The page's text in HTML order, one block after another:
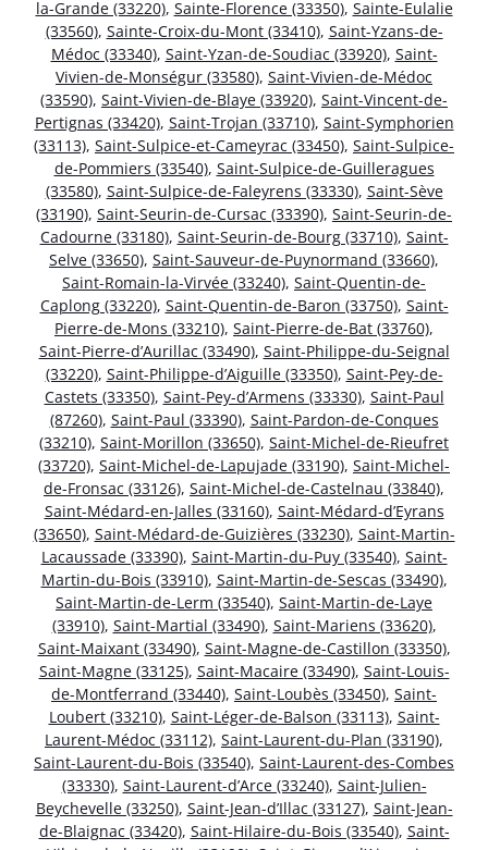
la-Grande (33220), Sainte-Florence (33350), Sainte-Eulalie
(33560), Sainte-Croix-du-Mont (33410), Saint-Yzans-de-
Médoc (33340), Saint-Yzan-de-Soudiac (33920), Saint-
Vivien-de-Monségur (33580), Saint-Vivien-de-Médoc
(33590), Saint-Vivien-de-Blaye (33920), Saint-Vincent-de-
Pertignas (33420), Saint-Trojan (33710), Saint-Symphorien
(33113), Saint-Sulpice-et-Cameyrac (33450), Saint-Sulpice-
de-Pommiers (33540), Saint-Sulpice-de-Guilleragues
(33580), Saint-Sulpice-de-Faleyrens (33330), Saint-Sève
(33190), Saint-Seurin-de-Cursac (33390), Saint-Seurin-de-
Cadourne (33180), Saint-Seurin-de-Bourg (33710), Saint-
Selve (33650), Saint-Sauveur-de-Puynormand (33660),
Saint-Romain-la-Virvée (33240), Saint-Quentin-de-
Caplong (33220), Saint-Quentin-de-Baron (33750), Saint-
Pierre-de-Mons (33210), Saint-Pierre-de-Bat (33760),
Saint-Pierre-d’Aurillac (33490), Saint-Philippe-du-Seignal
(33220), Saint-Philippe-d’Aiguille (33350), Saint-Pey-de-
Castets (33350), Saint-Pey-d’Armens (33330), Saint-Paul
(87260), Saint-Paul (33390), Saint-Pardon-de-Conques
(33210), Saint-Morillon (33650), Saint-Michel-de-Rieufret
(33720), Saint-Michel-de-Lapujade (33190), Saint-Michel-
de-Fronsac (33126), Saint-Michel-de-Castelnau (33840),
Saint-Médard-en-Jalles (33160), Saint-Médard-d’Eyrans
(33650), Saint-Médard-de-Guizières (33230), Saint-Martin-
Lacaussade (33390), Saint-Martin-du-Puy (33540), Saint-
Martin-du-Bois (33910), Saint-Martin-de-Sescas (33490),
Saint-Martin-de-Lerm (33540), Saint-Martin-de-Laye
(33910), Saint-Martial (33490), Saint-Mariens (33620),
Saint-Maixant (33490), Saint-Magne-de-Castillon (33350),
Saint-Magne (33125), Saint-Macaire (33490), Saint-Louis-
de-Montferrand (33440), Saint-Loubès (33450), Saint-
Loubert (33210), Saint-Léger-de-Balson (33113), Saint-
Laurent-Médoc (33112), Saint-Laurent-du-Plan (33190),
Saint-Laurent-du-Bois (33540), Saint-Laurent-des-Combes
(33330), Saint-Laurent-d’Arce (33240), Saint-Julien-
Beychevelle (33250), Saint-Jean-d’Illac (33127), Saint-Jean-
de-Blaignac (33420), Saint-Hilaire-du-Bois (33540), Saint-